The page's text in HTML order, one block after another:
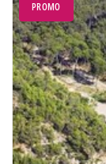
PROMO